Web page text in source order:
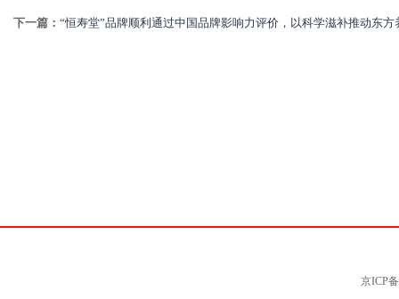
下一篇： “恒寿堂”品牌顺利通过中国品牌影响力评价，以科学滋补推动东
京ICP